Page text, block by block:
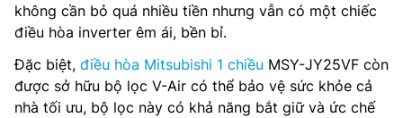
không cần bỏ quá nhiều tiền nhưng vẫn có một chiếc
điều hòa inverter êm ái, bền bỉ.
Đặc biệt, điều hòa Mitsubishi 1 chiều MSY-JY25VF còn
được sở hữu bộ lọc V-Air có thể bảo vệ sức khỏe cả
nhà tối ưu, bộ lọc này có khả năng bắt giữ và ức chế